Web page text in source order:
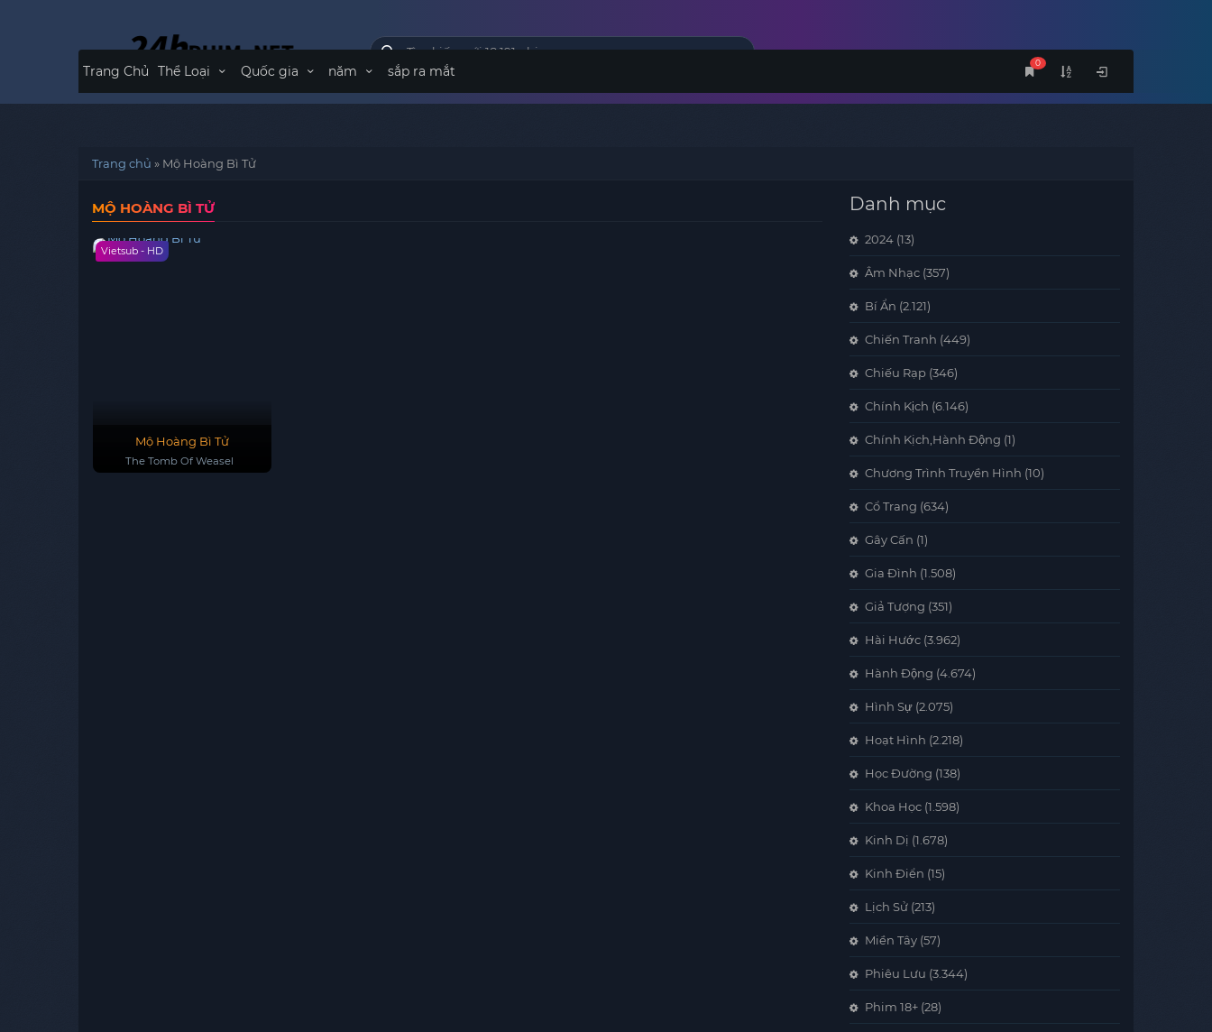
0
Trang Chủ Thể Loại Quốc gia năm sắp ra mắt
Trang chủ » Mộ Hoàng Bì Tử
MỘ HOÀNG BÌ TỬ
Vietsub - HD
Mộ Hoàng Bì Tử
The Tomb Of Weasel
Danh mục
2024 (13)
Âm Nhạc (357)
Bí Ẩn (2.121)
Chiến Tranh (449)
Chiếu Rạp (346)
Chính Kịch (6.146)
Chính Kịch,Hành Động (1)
Chương Trình Truyền Hình (10)
Cổ Trang (634)
Gây Cấn (1)
Gia Đình (1.508)
Giả Tượng (351)
Hài Hước (3.962)
Hành Động (4.674)
Hình Sự (2.075)
Hoạt Hình (2.218)
Học Đường (138)
Khoa Học (1.598)
Kinh Dị (1.678)
Kinh Điển (15)
Lịch Sử (213)
Miền Tây (57)
Phiêu Lưu (3.344)
Phim 18+ (28)